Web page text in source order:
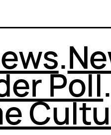
.
Poll